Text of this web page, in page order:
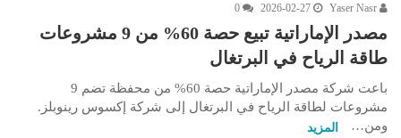
2026-02-27
0
مصدر الإماراتية تبيع حصة 60% من 9 مشروعات
طاقة الرياح في البرتغال
باعت شركة مصدر الإماراتية حصة 60% من محفظة تضم 9
مشروعات لطاقة الرياح في البرتغال إلى شركة إكسوس رينوبلز.
ومن…
المزيد